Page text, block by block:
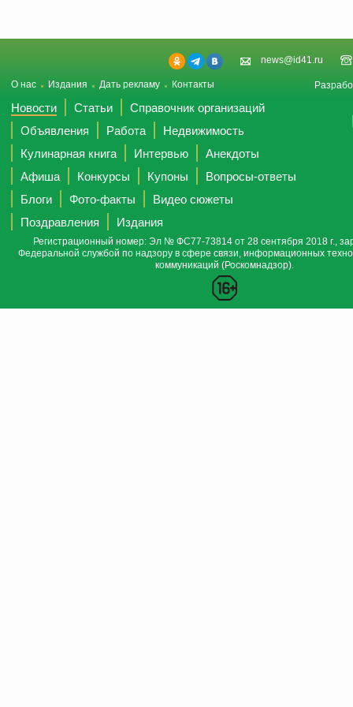
news@id41.ru
О нас Издания Дать рекламу Контакты
Новости Статьи
Справочник организаций
Объявления
Работа
Недвижимость
Кулинарная книга
Интервью
Анекдоты
Афиша
Конкурсы Купоны
Вопросы-ответы
Блоги
Фото-факты
Видео сюжеты
Поздравления
Издания
Регистрационный номер: Эл № ФС77-73814 от 28 сентября 2018 г.,
Федеральной службой по надзору в сфере связи, информационных
коммуникаций (Роскомнадзор).